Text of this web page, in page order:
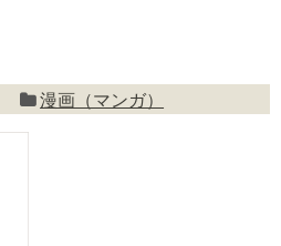
漫画（マンガ）